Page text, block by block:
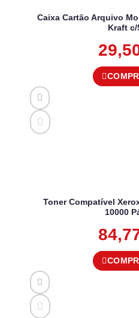
Caixa Cartão Arquivo
Kraft c/
Toner Compatível
10000